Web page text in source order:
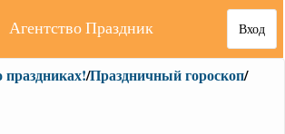
Вход
Агентство Праздник
праздниках!/Праздничный гороскоп/